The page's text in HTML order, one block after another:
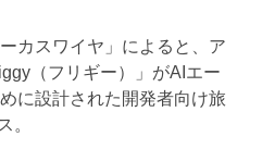
カスワイヤ」によると、ア
（フリギー）」がAIエー
に設計された開発者向け旅
。